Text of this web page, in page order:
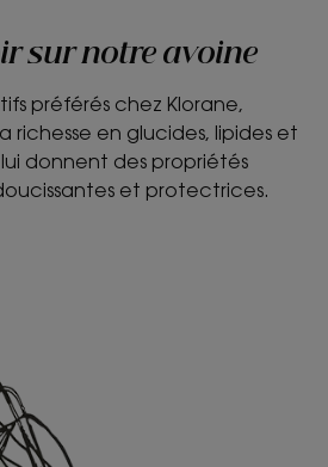
sur notre avoine
préférés chez Klorane,
richesse en glucides, lipides et
donnent des propriétés
et protectrices.